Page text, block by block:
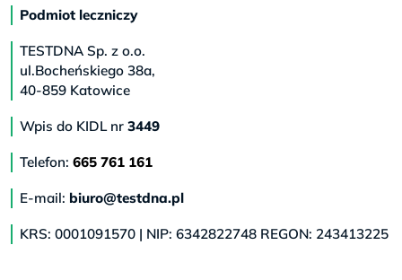
Podmiot leczniczy
TESTDNA Sp. z o.o.
ul.Bocheńskiego 38a,
40-859 Katowice
Wpis do KIDL nr 3449
Telefon: 665 761 161
E-mail: biuro@testdna.pl
KRS: 0001091570 | NIP: 6342822748 REGON: 243413225